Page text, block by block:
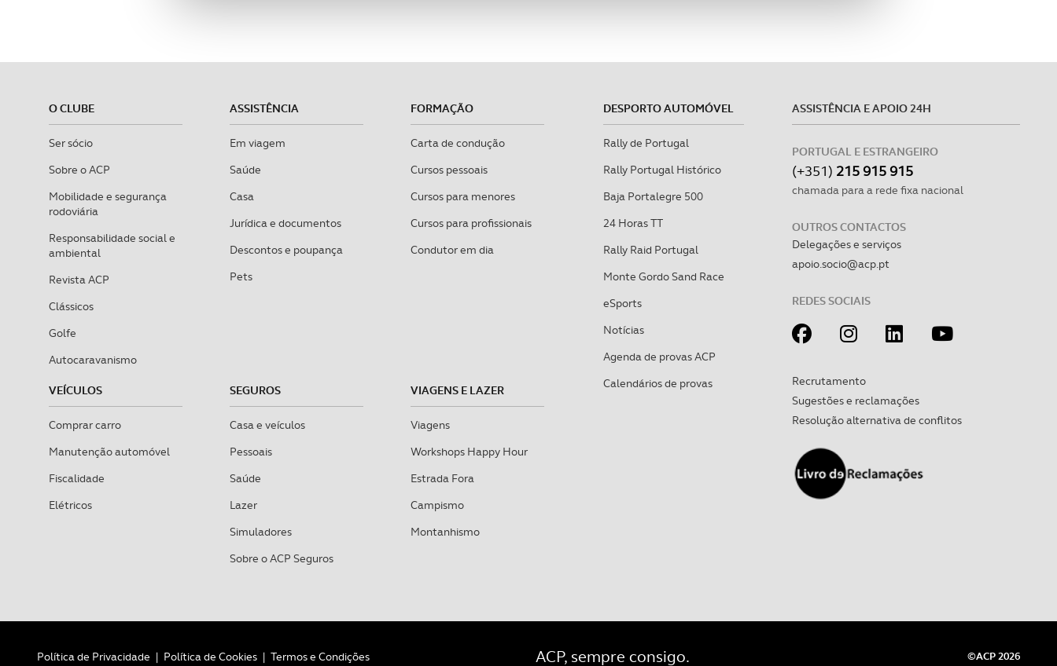
navegação no Website e nos serviços disponibilizados.
O CLUBE
Ser sócio
Sobre o ACP
Mobilidade e segurança
rodoviária
Responsabilidade social e
ambiental
Revista ACP
Clássicos
Golfe
Autocaravanismo
ASSISTÊNCIA
Em viagem
Saúde
Casa
Jurídica e documentos
Descontos e poupança
Pets
FORMAÇÃO
Carta de condução
Cursos pessoais
Cursos para menores
Cursos para profissionais
Condutor em dia
VEÍCULOS
Comprar carro
Manutenção automóvel
Fiscalidade
Elétricos
SEGUROS
Casa e veículos
Pessoais
Saúde
Lazer
Simuladores
Sobre o ACP Seguros
VIAGENS E LAZER
Viagens
Workshops Happy Hour
Estrada Fora
Campismo
Montanhismo
DESPORTO AUTOMÓVEL
Rally de Portugal
Rally Portugal Histórico
Baja Portalegre 500
24 Horas TT
Rally Raid Portugal
Monte Gordo Sand Race
eSports
Notícias
Agenda de provas ACP
Calendários de provas
ASSISTÊNCIA E APOIO 24H
PORTUGAL E ESTRANGEIRO
(+351) 215 915 915
chamada para a rede fixa nacional
OUTROS CONTACTOS
Delegações e serviços
apoio.socio@acp.pt
REDES SOCIAIS
Recrutamento
Sugestões e reclamações
Resolução alternativa de conflitos
Política de Privacidade | Política de Cookies | Termos e Condições ACP, sempre consigo. ©ACP 2026